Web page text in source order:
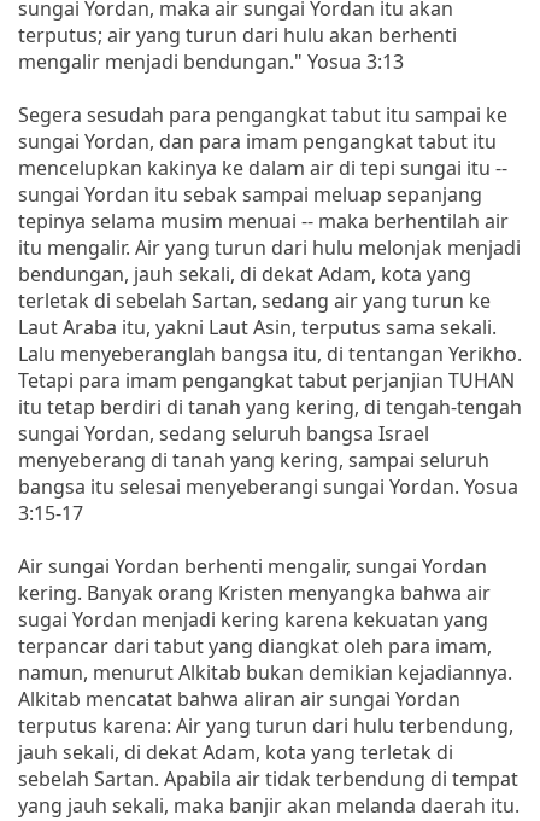
sungai Yordan, maka air sungai Yordan itu akan
terputus; air yang turun dari hulu akan berhenti
mengalir menjadi bendungan." Yosua 3:13
Segera sesudah para pengangkat tabut itu sampai ke
sungai Yordan, dan para imam pengangkat tabut itu
mencelupkan kakinya ke dalam air di tepi sungai itu --
sungai Yordan itu sebak sampai meluap sepanjang
tepinya selama musim menuai -- maka berhentilah air
itu mengalir. Air yang turun dari hulu melonjak menjadi
bendungan, jauh sekali, di dekat Adam, kota yang
terletak di sebelah Sartan, sedang air yang turun ke
Laut Araba itu, yakni Laut Asin, terputus sama sekali.
Lalu menyeberanglah bangsa itu, di tentangan Yerikho.
Tetapi para imam pengangkat tabut perjanjian TUHAN
itu tetap berdiri di tanah yang kering, di tengah-tengah
sungai Yordan, sedang seluruh bangsa Israel
menyeberang di tanah yang kering, sampai seluruh
bangsa itu selesai menyeberangi sungai Yordan. Yosua
3:15-17
Air sungai Yordan berhenti mengalir, sungai Yordan
kering. Banyak orang Kristen menyangka bahwa air
sugai Yordan menjadi kering karena kekuatan yang
terpancar dari tabut yang diangkat oleh para imam,
namun, menurut Alkitab bukan demikian kejadiannya.
Alkitab mencatat bahwa aliran air sungai Yordan
terputus karena: Air yang turun dari hulu terbendung,
jauh sekali, di dekat Adam, kota yang terletak di
sebelah Sartan. Apabila air tidak terbendung di tempat
yang jauh sekali, maka banjir akan melanda daerah itu.